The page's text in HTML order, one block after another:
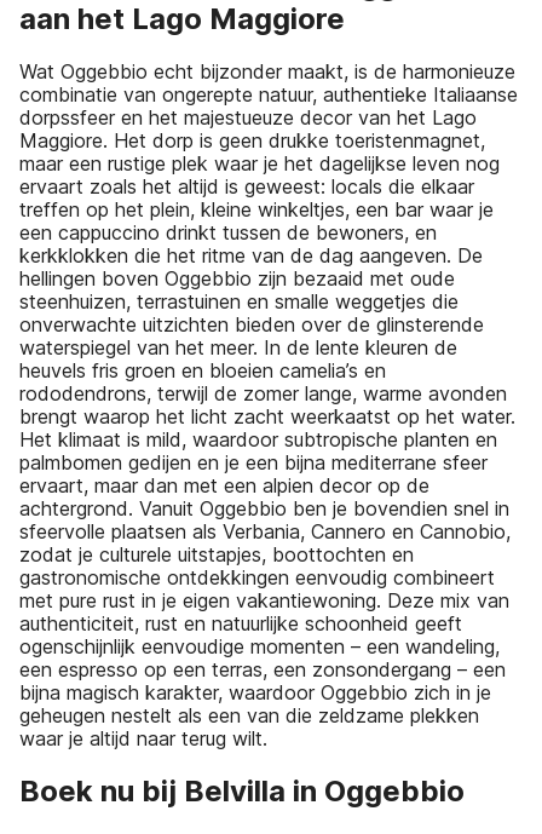
aan het Lago Maggiore
Wat Oggebbio echt bijzonder maakt, is de harmonieuze
combinatie van ongerepte natuur, authentieke Italiaanse
dorpssfeer en het majestueuze decor van het Lago
Maggiore. Het dorp is geen drukke toeristenmagnet,
maar een rustige plek waar je het dagelijkse leven nog
ervaart zoals het altijd is geweest: locals die elkaar
treffen op het plein, kleine winkeltjes, een bar waar je
een cappuccino drinkt tussen de bewoners, en
kerkklokken die het ritme van de dag aangeven. De
hellingen boven Oggebbio zijn bezaaid met oude
steenhuizen, terrastuinen en smalle weggetjes die
onverwachte uitzichten bieden over de glinsterende
waterspiegel van het meer. In de lente kleuren de
heuvels fris groen en bloeien camelia’s en
rododendrons, terwijl de zomer lange, warme avonden
brengt waarop het licht zacht weerkaatst op het water.
Het klimaat is mild, waardoor subtropische planten en
palmbomen gedijen en je een bijna mediterrane sfeer
ervaart, maar dan met een alpien decor op de
achtergrond. Vanuit Oggebbio ben je bovendien snel in
sfeervolle plaatsen als Verbania, Cannero en Cannobio,
zodat je culturele uitstapjes, boottochten en
gastronomische ontdekkingen eenvoudig combineert
met pure rust in je eigen vakantiewoning. Deze mix van
authenticiteit, rust en natuurlijke schoonheid geeft
ogenschijnlijk eenvoudige momenten – een wandeling,
een espresso op een terras, een zonsondergang – een
bijna magisch karakter, waardoor Oggebbio zich in je
geheugen nestelt als een van die zeldzame plekken
waar je altijd naar terug wilt.
Boek nu bij Belvilla in Oggebbio